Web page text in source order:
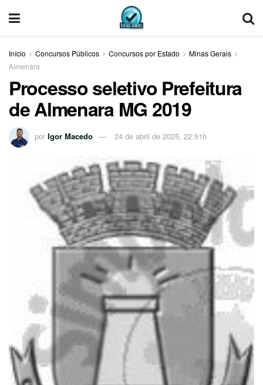
Início Concursos Públicos Concursos por Estado
Minas Gerais
Almenara
Processo seletivo Prefeitura
de Almenara MG 2019
por Igor Macedo 24 de abril de 2025, 22:51h